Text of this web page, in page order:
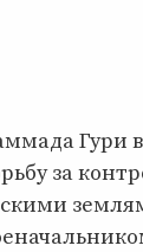
Гури в
за